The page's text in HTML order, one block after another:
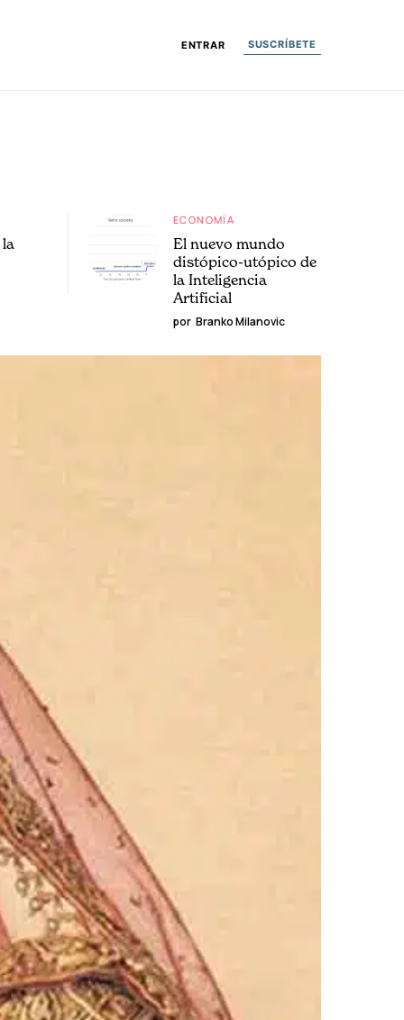
ENTRAR SUSCRÍBETE
ECONOMÍA
El nuevo mundo
distópico-utópico de
la Inteligencia
Artificial
por Branko Milanovic